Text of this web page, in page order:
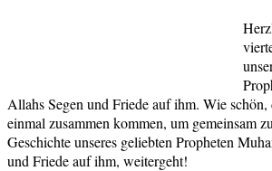
Allahs Segen und Friede auf ihm. Wie
einmal zusammen kommen, um gemeinsam
Geschichte unseres geliebten Propheten
und Friede auf ihm, weitergeht!